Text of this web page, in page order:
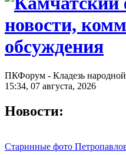
ПКФорум - Кладезь
15:34, 07 августа, 2026
Новости:
Старинные фото